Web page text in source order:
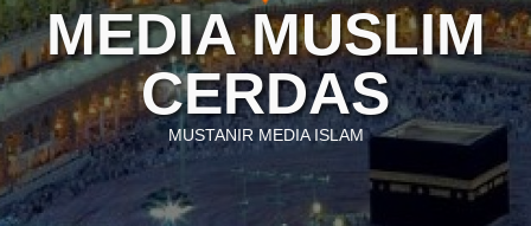
MEDIA MUSLIM
CERDAS
MUSTANIR MEDIA ISLAM